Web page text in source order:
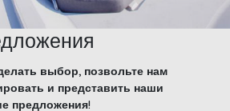
выбор, позвольте нам
и представить наши
предложения!